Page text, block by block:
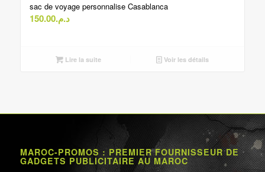
sac de voyage personnalise Casablanca
د.م.150.00
Lire la suite Voir les détails
MAROC-PROMOS : PREMIER FOURNISSEUR DE
GADGETS PUBLICITAIRE AU MAROC